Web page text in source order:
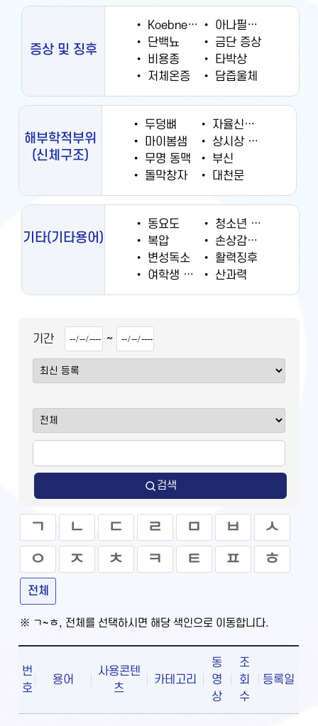
증상 및 징후
• Koebner 현상 •
아나필락시스
•
단백뇨 •
금단 증상
•
비용종 •
타박상
•
저체온증 • 담즙울체
해부학적부위
(신체구조)
• 두덩뼈 •
자율신경계
•
마이봄샘 •
상시상 정맥동
•
무명 동맥 •
부신
•
돌막창자 • 대천문
기타(기타용어)
• 동요도 •
청소년 궐련 현재 흡연율
•
복압 •
손상감시정보
•
변성독소 •
활력징후
•
여학생 흡연율 • 산과력
기간 ~
검색
ㄱ ㄴ ㄷ ㄹ ㅁ ㅂ
ㅅ
ㅇ
ㅈ ㅊ ㅋ ㅌ ㅍ ㅎ
전체
※ ㄱ~ㅎ, 전체를 선택하시면 해당 색인으로 이동합니다.
번
호
용어
사용콘텐
츠
카테고리
동
영
상
조
회
수
등록일